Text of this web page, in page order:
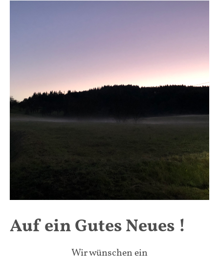
Auf ein Gutes Neues !
Wir wünschen ein